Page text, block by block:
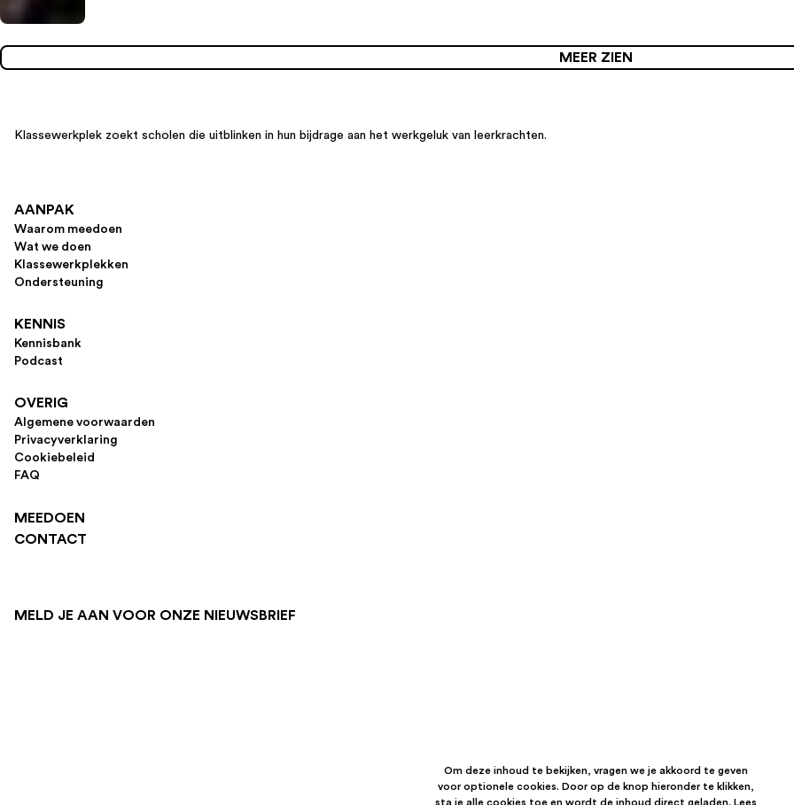
MEER ZIEN
Klassewerkplek zoekt scholen die uitblinken in hun bijdrage aan het werkgeluk van leerkrachten.
AANPAK
Waarom meedoen
Wat we doen
Klassewerkplekken
Ondersteuning
KENNIS
Kennisbank
Podcast
OVERIG
Algemene voorwaarden
Privacyverklaring
Cookiebeleid
FAQ
MEEDOEN
CONTACT
MELD JE AAN VOOR ONZE NIEUWSBRIEF
Om deze inhoud te bekijken, vragen we je akkoord te geven
voor optionele cookies. Door op de knop hieronder te klikken,
sta je alle cookies toe en wordt de inhoud direct geladen. Lees